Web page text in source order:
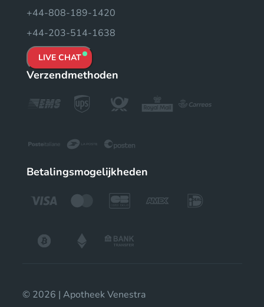
+44-808-189-1420
+44-203-514-1638
LIVE CHAT
Verzendmethoden
Betalingsmogelijkheden
© 2026 | Apotheek Venestra